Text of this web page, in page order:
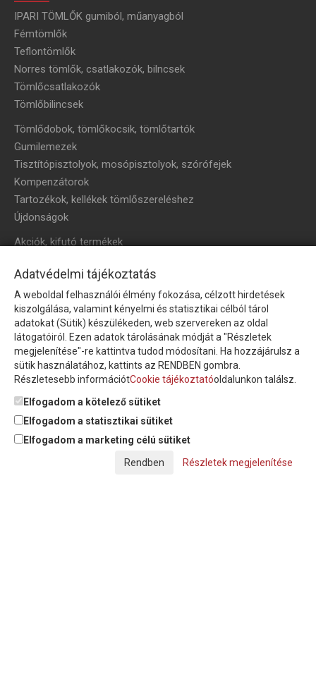
IPARI TÖMLŐK gumiból, műanyagból
Fémtömlők
Teflontömlők
Norres tömlők, csatlakozók, bilncsek
Tömlőcsatlakozók
Tömlőbilincsek
Tömlődobok, tömlőkocsik, tömlőtartók
Gumilemezek
Tisztítópisztolyok, mosópisztolyok, szórófejek
Kompenzátorok
Tartozékok, kellékek tömlőszereléshez
Újdonságok
Akciók, kifutó termékek
HÍRLEVÉL
Íratkozzon fel hírlevelünkre!
Feliratkozom a hírlevélre és nyilatkozom, hogy azadatkezelési
tájékoztatót elolvastam, megismertem és elfogadom.
© Copyright Triász-Tömlő Kft. | Minden jog fenntartva!
Adatvédelmi tájékoztatás
A weboldal felhasználói élmény fokozása, célzott hirdetések
kiszolgálása, valamint kényelmi és statisztikai célból tárol
adatokat (Sütik) készülékeden, web szervereken az oldal
látogatóiról. Ezen adatok tárolásának módját a "Részletek
megjelenítése"-re kattintva tudod módosítani. Ha hozzájárulsz a
sütik használatához, kattints az RENDBEN gombra.
Részletesebb információtCookie tájékoztatóoldalunkon találsz.
Elfogadom a kötelező sütiket
Elfogadom a statisztikai sütiket
Elfogadom a marketing célú sütiket
Részletek megjelenítése